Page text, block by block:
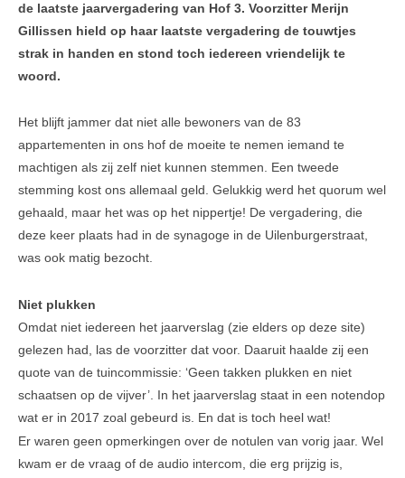
Bestuur en VVE informatie
Documenten
Parkeerplek te huur
Nieuwsbrieven
Verzekeringen
Video's
ALV 2016
Ander nieuws
de laatste jaarvergadering van Hof 3. Voorzitter Merijn
Gillissen hield op haar laatste vergadering de touwtjes
strak in handen en stond toch iedereen vriendelijk te
woord.
Het blijft jammer dat niet alle bewoners van de 83
appartementen in ons hof de moeite te nemen iemand te
machtigen als zij zelf niet kunnen stemmen. Een tweede
stemming kost ons allemaal geld. Gelukkig werd het quorum wel
gehaald, maar het was op het nippertje! De vergadering, die
deze keer plaats had in de synagoge in de Uilenburgerstraat,
was ook matig bezocht.
Niet plukken
Omdat niet iedereen het jaarverslag (zie elders op deze site)
gelezen had, las de voorzitter dat voor. Daaruit haalde zij een
quote van de tuincommissie: ‘Geen takken plukken en niet
schaatsen op de vijver’. In het jaarverslag staat in een notendop
wat er in 2017 zoal gebeurd is. En dat is toch heel wat!
Er waren geen opmerkingen over de notulen van vorig jaar. Wel
kwam er de vraag of de audio intercom, die erg prijzig is,